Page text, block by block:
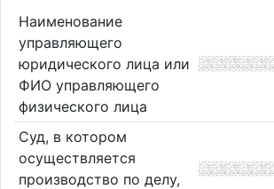
Наименование
управляющего
юридического лица или
ФИО управляющего
физического лица
Суд, в котором
осуществляется
производство по делу,